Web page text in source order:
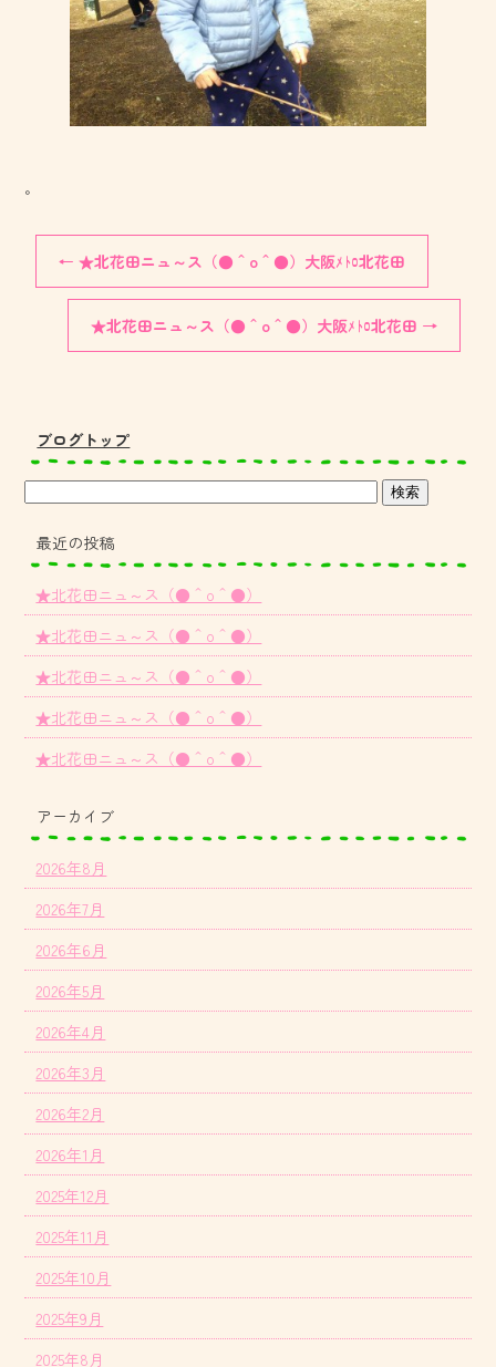
。
← ★北花田ニュ～ス（●＾o＾●）大阪ﾒﾄﾛ北花田
★北花田ニュ～ス（●＾o＾●）大阪ﾒﾄﾛ北花田 →
ブログトップ
最近の投稿
★北花田ニュ～ス（●＾o＾●）
★北花田ニュ～ス（●＾o＾●）
★北花田ニュ～ス（●＾o＾●）
★北花田ニュ～ス（●＾o＾●）
★北花田ニュ～ス（●＾o＾●）
アーカイブ
2026年8月
2026年7月
2026年6月
2026年5月
2026年4月
2026年3月
2026年2月
2026年1月
2025年12月
2025年11月
2025年10月
2025年9月
2025年8月